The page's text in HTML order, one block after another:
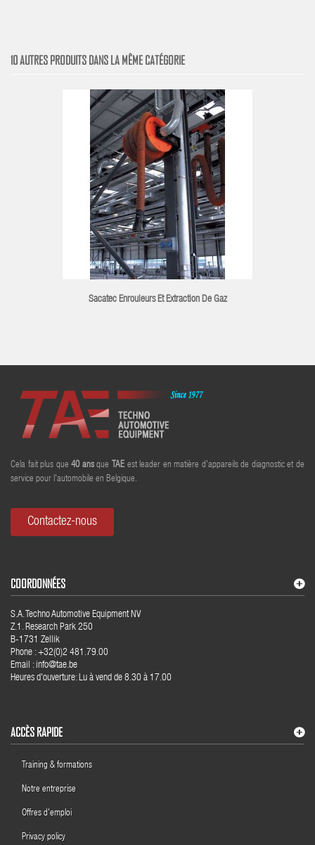
10 AUTRES PRODUITS DANS LA MÊME CATÉGORIE
Sacatec Enrouleurs Et Extraction De Gaz
Cela fait plus que40ansque TAEest leader en matière d'appareils de diagnostic et de
service pour l'automobile en Belgique.
Contactez-nous
COORDONNÉES
S.A. Techno Automotive Equipment NV
Z.1. Research Park 250
B-1731 Zellik
Phone : +32(0)2 481.79.00
Email : info@tae.be
Heures d'ouverture: Lu à vend de 8.30 à 17.00
ACCÈS RAPIDE
Training & formations
Notre entreprise
Offres d'emploi
Privacy policy